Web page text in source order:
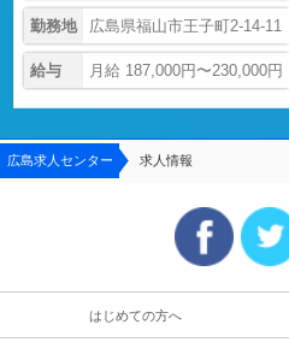
勤務地 広島県福山市王子町2-14-11
給与 月給 187,000円〜230,000円
広島求人センター 求人情報
はじめての方へ